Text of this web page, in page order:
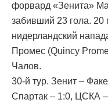
форвард «Зенита»
забивший 23 гола. 20
нидерландский
Промес (Quincy
Чалов.
30-й тур. Зенит –
Спартак – 1:0, ЦСКА